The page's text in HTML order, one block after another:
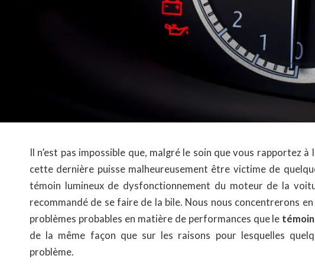
Il n’est pas impossible que, malgré le soin que vous rapportez à
cette dernière puisse malheureusement être victime de
témoin lumineux de dysfonctionnement du moteur de la
recommandé de se faire de la bile. Nous nous concentrerons
problèmes probables en matière de performances que le témoin
de la même façon que sur les raisons pour lesquelles
problème.